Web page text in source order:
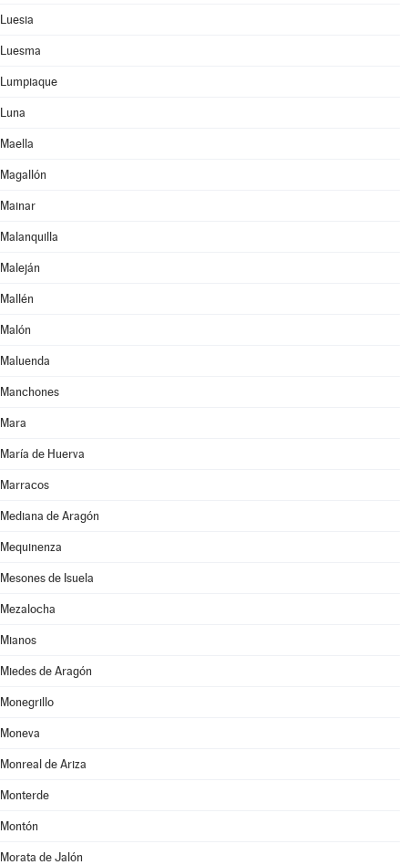
Luesia
Luesma
Lumpiaque
Luna
Maella
Magallón
Mainar
Malanquilla
Maleján
Mallén
Malón
Maluenda
Manchones
Mara
María de Huerva
Marracos
Mediana de Aragón
Mequinenza
Mesones de Isuela
Mezalocha
Mianos
Miedes de Aragón
Monegrillo
Moneva
Monreal de Ariza
Monterde
Montón
Morata de Jalón